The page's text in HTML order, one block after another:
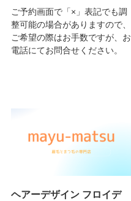
ご予約画面で「×」表記でも調
整可能の場合がありますので、
ご希望の際はお手数ですが、お
電話にてお問合せください。
ヘアーデザイン フロイデ